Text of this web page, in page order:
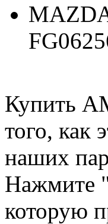
Купить
того, как
наших
Нажмите
которую